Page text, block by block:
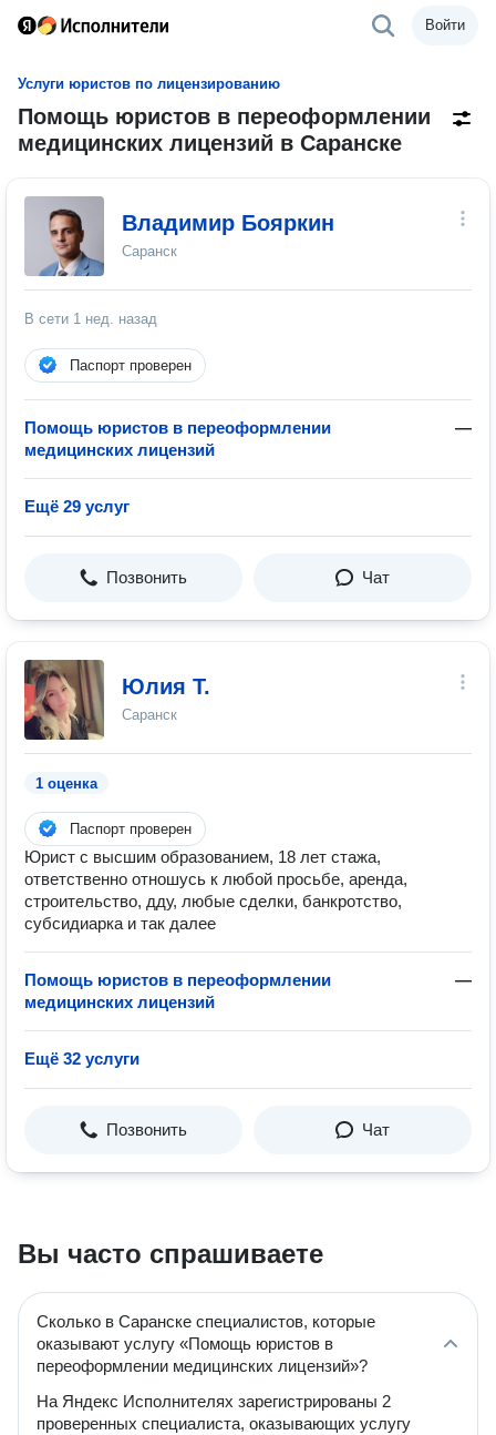
Войти
Услуги юристов по лицензированию
Помощь юристов в переоформлении
медицинских лицензий в Саранске
Владимир Бояркин
Саранск
В сети 1 нед. назад
Паспорт проверен
Помощь юристов в переоформлении
медицинских лицензий
—
Ещё 29 услуг
Позвонить Чат
Юлия Т.
Саранск
1 оценка
Паспорт проверен
Юрист с высшим образованием, 18 лет стажа,
ответственно отношусь к любой просьбе, аренда,
строительство, дду, любые сделки, банкротство,
субсидиарка и так далее
Помощь юристов в переоформлении
медицинских лицензий
—
Ещё 32 услуги
Позвонить Чат
Вы часто спрашиваете
Сколько в Саранске специалистов, которые
оказывают услугу «Помощь юристов в
переоформлении медицинских лицензий»?
На Яндекс Исполнителях зарегистрированы 2
проверенных специалиста, оказывающих услугу